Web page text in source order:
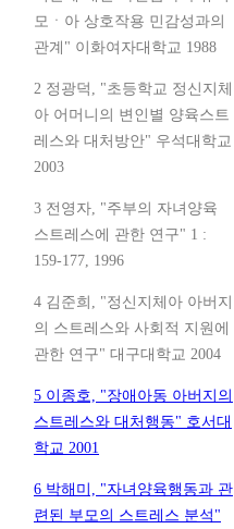
모ㆍ아 상호작용 민감성과의
관계" 이화여자대학교 1988
2 정광덕, "초등학교 정신지체
아 어머니의 변인별 양육스트
레스와 대처방안" 우석대학교
2003
3 전영자, "주부의 자녀양육
스트레스에 관한 연구" 1 :
159-177, 1996
4 김준희, "정신지체아 아버지
의 스트레스와 사회적 지원에
관한 연구" 대구대학교 2004
5 이종호, "장애아동 아버지의
스트레스와 대처행동" 호서대
학교 2001
6 박해미, "자녀양육행동과 관
련된 부모의 스트레스 분석"